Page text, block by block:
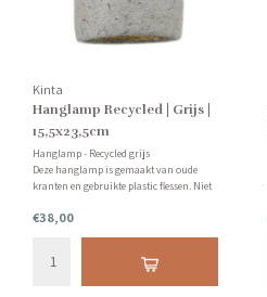
Kinta
Hanglamp Recycled | Grijs |
15,5x23,5cm
Hanglamp - Recycled grijs
Deze hanglamp is gemaakt van oude
kranten en gebruikte plastic flessen. Niet
ook iets moois voor de wereld. En dat is
waar wij toch iedere keer weer voor
€38,00